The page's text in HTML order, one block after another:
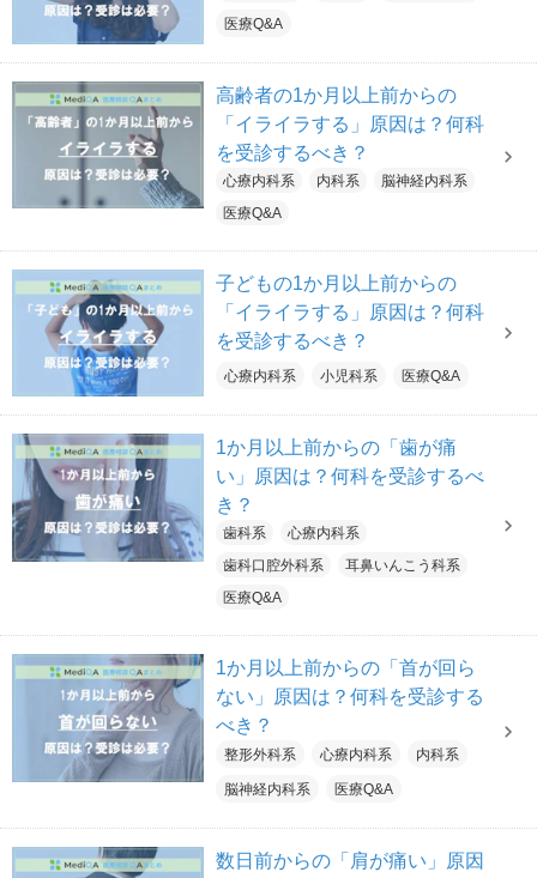
医療Q&A
高齢者の1か月以上前からの
「イライラする」原因は？何科
を受診するべき？
心療内科系 内科系
脳神経内科系
医療Q&A
子どもの1か月以上前からの
「イライラする」原因は？何科
を受診するべき？
心療内科系 小児科系 医療Q&A
1か月以上前からの「歯が痛
い」原因は？何科を受診するべ
き？
歯科系
心療内科系
歯科口腔外科系
耳鼻いんこう科系
医療Q&A
1か月以上前からの「首が回ら
ない」原因は？何科を受診する
べき？
整形外科系 心療内科系 内科系
脳神経内科系 医療Q&A
数日前からの「肩が痛い」原因